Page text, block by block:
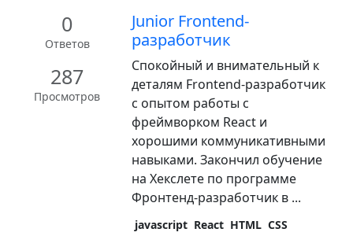
0
Ответов
287
Просмотров
Junior Frontend-
разработчик
Спокойный и внимательный к
деталям Frontend-разработчик
с опытом работы с
фреймворком React и
хорошими коммуникативными
навыками. Закончил обучение
на Хекслете по программе
Фронтенд-разработчик в ...
javascript React HTML CSS